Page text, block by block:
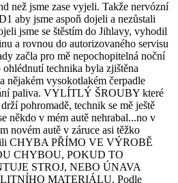
než jsme zase vyjeli. Takže nervózní
aby jsme aspoň dojeli a nezůstali
jsme se štěstím do Jihlavy, vyhodil
a rovnou do autorizovaného servisu
začla pro mě nepochopitelná noční
ohlédnutí technika byla zjištěna
nějakém vysokotlakém čerpadle
paliva. VYLÍTLÝ ŠROUBY které
pohromadě, technik se mě ještě
někdo v mém autě nehrabal...no v
novém autě v záruce asi těžko
CHYBA PŘÍMO VE VÝROBĚ
CHYBOU, POKUD TO
STROJ, NEBO ÚNAVA
MATERIÁLU. Podle